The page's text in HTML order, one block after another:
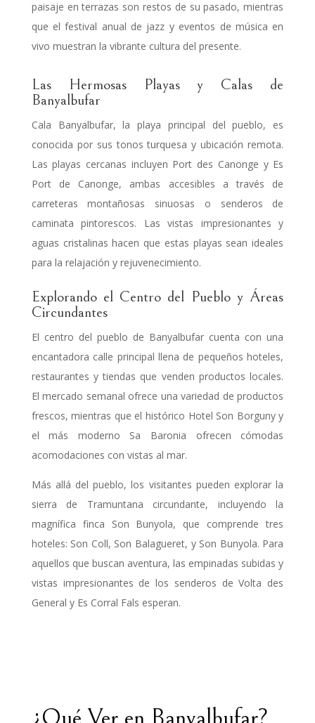
paisaje en terrazas son restos de su pasado, mientras
que el festival anual de jazz y eventos de música en
vivo muestran la vibrante cultura del presente.
Las Hermosas Playas y Calas de
Banyalbufar
Cala Banyalbufar, la playa principal del pueblo, es
conocida por sus tonos turquesa y ubicación remota.
Las playas cercanas incluyen Port des Canonge y Es
Port de Canonge, ambas accesibles a través de
carreteras montañosas sinuosas o senderos de
caminata pintorescos. Las vistas impresionantes y
aguas cristalinas hacen que estas playas sean ideales
para la relajación y rejuvenecimiento.
Explorando el Centro del Pueblo y Áreas
Circundantes
El centro del pueblo de Banyalbufar cuenta con una
encantadora calle principal llena de pequeños hoteles,
restaurantes y tiendas que venden productos locales.
El mercado semanal ofrece una variedad de productos
frescos, mientras que el histórico Hotel Son Borguny y
el más moderno Sa Baronia ofrecen cómodas
acomodaciones con vistas al mar.
Más allá del pueblo, los visitantes pueden explorar la
sierra de Tramuntana circundante, incluyendo la
magnífica finca Son Bunyola, que comprende tres
hoteles: Son Coll, Son Balagueret, y Son Bunyola. Para
aquellos que buscan aventura, las empinadas subidas y
vistas impresionantes de los senderos de Volta des
General y Es Corral Fals esperan.